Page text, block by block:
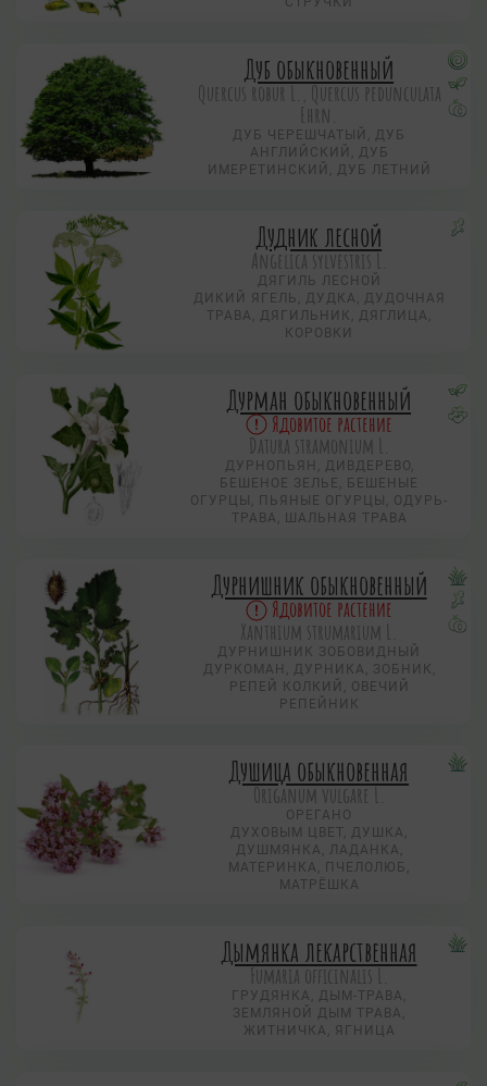
Дуб обыкновенный
Quercus robur L., Quercus pedunculata
Ehrn.
ДУБ ЧЕРЕШЧАТЫЙ, ДУБ
АНГЛИЙСКИЙ, ДУБ
ИМЕРЕТИНСКИЙ, ДУБ ЛЕТНИЙ
Дудник лесной
Angelica sylvestris L.
ДЯГИЛЬ ЛЕСНОЙ
ДИКИЙ ЯГЕЛЬ, ДУДКА, ДУДОЧНАЯ
ТРАВА, ДЯГИЛЬНИК, ДЯГЛИЦА,
КОРОВКИ
Дурман обыкновенный
Ядовитое растение
Datura stramonium L.
ДУРНОПЬЯН, ДИВДЕРЕВО,
БЕШЕНОЕ ЗЕЛЬЕ, БЕШЕНЫЕ
ОГУРЦЫ, ПЬЯНЫЕ ОГУРЦЫ, ОДУРЬ-
ТРАВА, ШАЛЬНАЯ ТРАВА
Дурнишник обыкновенный
Ядовитое растение
Xanthium strumarium L.
ДУРНИШНИК ЗОБОВИДНЫЙ
ДУРКОМАН, ДУРНИКА, ЗОБНИК,
РЕПЕЙ КОЛКИЙ, ОВЕЧИЙ
РЕПЕЙНИК
Душица обыкновенная
Origanum vulgare L.
ОРЕГАНО
ДУХОВЫМ ЦВЕТ, ДУШКА,
ДУШМЯНКА, ЛАДАНКА,
МАТЕРИНКА, ПЧЕЛОЛЮБ,
МАТРЁШКА
Дымянка лекарственная
Fumaria officinalis L.
ГРУДЯНКА, ДЫМ-ТРАВА,
ЗЕМЛЯНОЙ ДЫМ ТРАВА,
ЖИТНИЧКА, ЯГНИЦА